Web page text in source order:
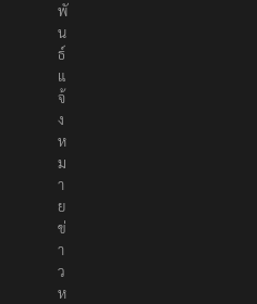
พั
น
ธ์
แ
จ้
ง
ห
ม
า
ย
ข่
า
ว
ห